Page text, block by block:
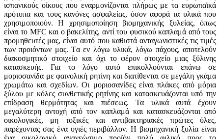
ισπανικούς οίκους που εναρμονίζονται πλήρως με τα ευρωπαϊκά
πρότυπα και τους κανόνες ασφαλείας, όσον αφορά τα υλικά που
χρησιμοποιούν. Η χρησιμοποίηση βιομηχανικής ξυλείας, όπως
είναι το MFC και ο βακελίτης, αντί του φυσικού καπλαμά από τους
προμηθευτές μας, είναι αυτό που καθιστά ανταγωνιστικές τις τιμές
των προιόντων μας. Tα εν λόγω υλικά, λόγω πάχους, αποτελούν
διακοσμητικό στοιχείο και όχι το φέρον στοιχείο μιας ξύλινης
κατασκευής. Για το λόγο αυτό επικολλούνται επάνω σε
μοριοσανίδα με φαινολική ρητίνη και διατίθενται σε μεγάλη γκάμα
χρωμάτω και σχεδίων. Οι μοριοσανίδες είναι πλάκες από μόρια
ξύλου με κόλες συνθετικής ρητίνης και κατασκευάζονται υπό την
επίδραση θερμότητας και πιέσεως. Τα υλικά αυτά έχουν
μεγαλύτερη αντοχή από τον καπλαμά και κατασκευάζονται από
οικολογικές, μη τοξικές και αντιβακτηριακές πρώτες ύλες,
παρέχοντας σας ένα υγιές περιβάλλον. Η βιομηχανική ξυλία είναι